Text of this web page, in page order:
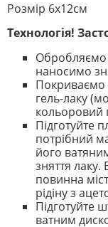
Розмір 6х12см
Технологія!
Обробляємо
наносимо
Покриваємо
гель-лаку
кольоровий
Підготуйте
потрібний
його
зняття
повинна
рідіну з
Підготуйте
ватним